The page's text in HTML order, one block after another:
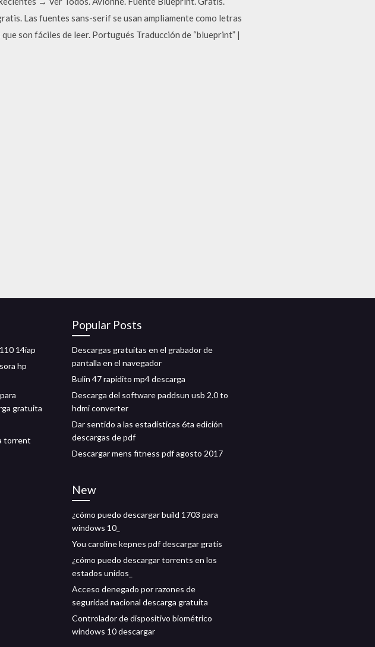
Las fuentes sans-serif se usan ampliamente como letras
son fáciles de leer. Portugués Traducción de “blueprint” |
14iap
hp
gratuita
torrent
Popular Posts
Descargas gratuitas en el grabador de
pantalla en el navegador
Bulin 47 rapidito mp4 descarga
Descarga del software paddsun usb 2.0 to
hdmi converter
Dar sentido a las estadísticas 6ta edición
descargas de pdf
Descargar mens fitness pdf agosto 2017
New
¿cómo puedo descargar build 1703 para
windows 10_
You caroline kepnes pdf descargar gratis
¿cómo puedo descargar torrents en los
estados unidos_
Acceso denegado por razones de
seguridad nacional descarga gratuita
Controlador de dispositivo biométrico
windows 10 descargar